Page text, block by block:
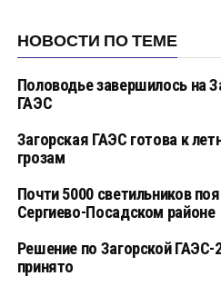
НОВОСТИ ПО ТЕМЕ
Половодье завершилось на
ГАЭС
Загорская ГАЭС готова к
грозам
Почти 5000 светильников
Сергиево-Посадском районе
Решение по Загорской ГАЭС-
принято